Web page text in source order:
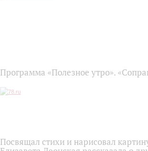
Программа «Полезное утро».
Посвящал стихи и нарисовал